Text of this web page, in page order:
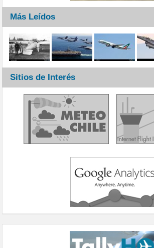
Más Leídos
Sitios de Interés